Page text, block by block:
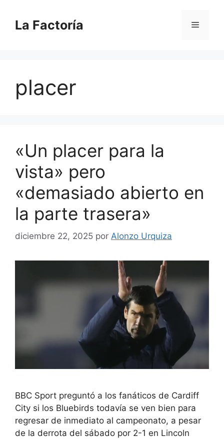
contenido
La Factoría Menú
placer
«Un placer para la
vista» pero
«demasiado abierto en
la parte trasera»
diciembre 22, 2025 por Alonzo Urquiza
BBC Sport preguntó a los fanáticos de Cardiff
City si los Bluebirds todavía se ven bien para
regresar de inmediato al campeonato, a pesar
de la derrota del sábado por 2-1 en Lincoln